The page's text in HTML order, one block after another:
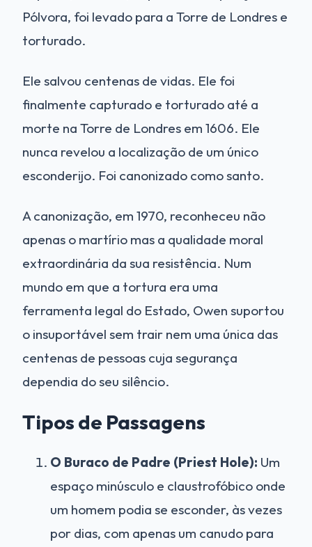
Pólvora, foi levado para a Torre de Londres e
torturado.
Ele salvou centenas de vidas. Ele foi
finalmente capturado e torturado até a
morte na Torre de Londres em 1606. Ele
nunca revelou a localização de um único
esconderijo. Foi canonizado como santo.
A canonização, em 1970, reconheceu não
apenas o martírio mas a qualidade moral
extraordinária da sua resistência. Num
mundo em que a tortura era uma
ferramenta legal do Estado, Owen suportou
o insuportável sem trair nem uma única das
centenas de pessoas cuja segurança
dependia do seu silêncio.
Tipos de Passagens
O Buraco de Padre (Priest Hole): Um
espaço minúsculo e claustrofóbico onde
um homem podia se esconder, às vezes
por dias, com apenas um canudo para